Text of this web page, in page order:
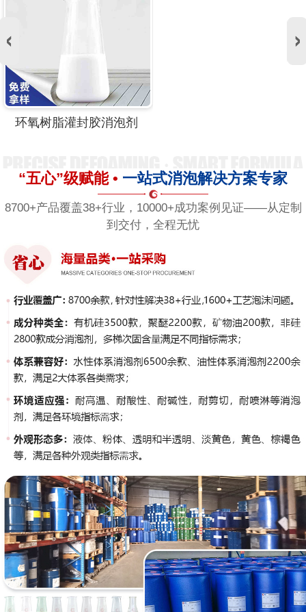
环氧树脂灌封胶消泡剂
“五心”级赋能 • 一站式消泡解决方案专家
8700+产品覆盖38+行业，10000+成功案例见证——从定制
到交付，全程无忧